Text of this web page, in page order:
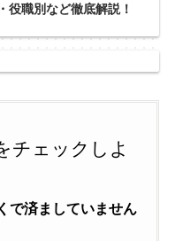
役職別など徹底解説！
チェックしよ
で済ましていません